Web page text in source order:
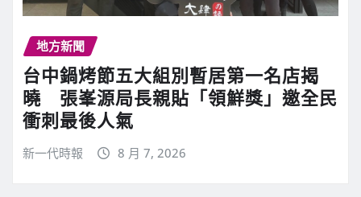
地方新聞
台中鍋烤節五大組別暫居第一名店揭
曉 張峯源局長親貼「領鮮獎」邀全民
衝刺最後人氣
新一代時報 8 月 7, 2026